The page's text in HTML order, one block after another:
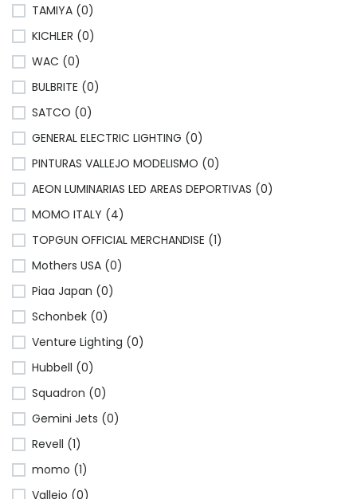
TAMIYA (0)
KICHLER (0)
WAC (0)
BULBRITE (0)
SATCO (0)
GENERAL ELECTRIC LIGHTING (0)
PINTURAS VALLEJO MODELISMO (0)
AEON LUMINARIAS LED AREAS DEPORTIVAS (0)
MOMO ITALY (4)
TOPGUN OFFICIAL MERCHANDISE (1)
Mothers USA (0)
Piaa Japan (0)
Schonbek (0)
Venture Lighting (0)
Hubbell (0)
Squadron (0)
Gemini Jets (0)
Revell (1)
momo (1)
Vallejo (0)